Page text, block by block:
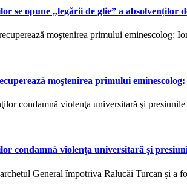
se opune „legării de glie” a absolvenților
moştenirea primului
condamnă violenţa universitară şi